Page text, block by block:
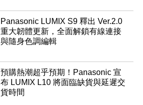
Panasonic LUMIX S9 釋出 Ver.2.0
重大韌體更新，全面解鎖有線連接
與隨身色調編輯
預購熱潮超乎預期！Panasonic 宣
布 LUMIX L10 將面臨缺貨與延遲交
貨時間